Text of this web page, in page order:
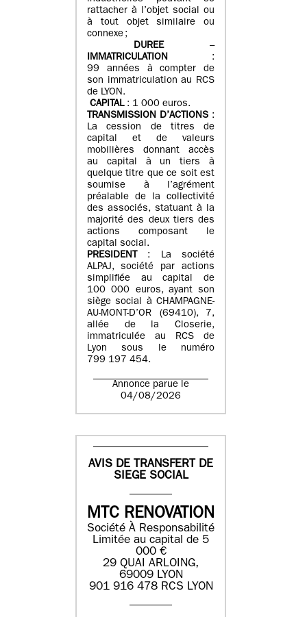
rattacher à l’objet social ou
à tout objet similaire ou
connexe ;
DUREE–
IMMATRICULATION :
99 années à compter de
son immatriculation au RCS
de LYON.
CAPITAL: 1 000 euros.
TRANSMISSION D’ACTIONS :
La cession de titres de
capital et de valeurs
mobilières donnant accès
au capital à un tiers à
quelque titre que ce soit est
soumise à l’agrément
préalable de la collectivité
des associés, statuant à la
majorité des deux tiers des
actions composant le
capital social.
PRESIDENT
: La société
ALPAJ, société par actions
simplifiée au capital de
100 000 euros, ayant son
siège social à CHAMPAGNE-
AU-MONT-D’OR (69410), 7,
allée de la Closerie,
immatriculée au RCS de
Lyon sous le numéro
799 197 454.
Annonce parue le
04/08/2026
AVIS DE TRANSFERT DE
SIEGE SOCIAL
MTC RENOVATION
Société À Responsabilité
Limitée au capital de 5
000 €
29 QUAI ARLOING,
69009 LYON
901 916 478 RCS LYON